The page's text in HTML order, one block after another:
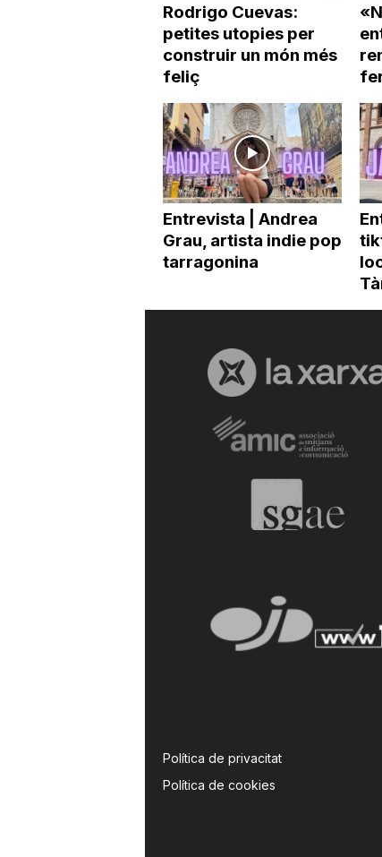
Rodrigo Cuevas:
petites utopies per
construir un món més
feliç
Entrevista | Andrea
Grau, artista indie pop
tarragonina
Política de privacitat
Política de cookies